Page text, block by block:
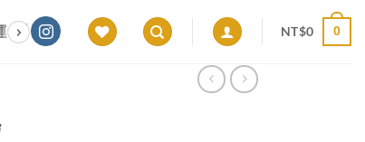
色｜能量感應 × 色彩頻率 × 專屬設計 願望顯化｜意圖啟動
NT$0 0